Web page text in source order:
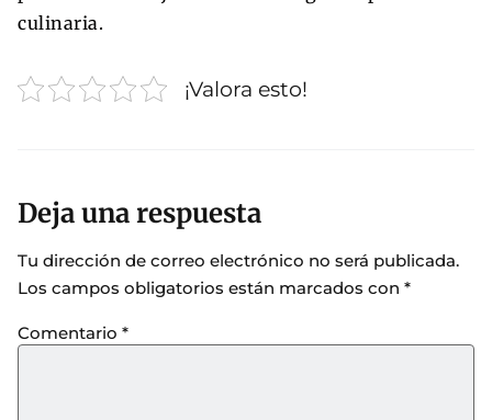
culinaria.
¡Valora esto!
Deja una respuesta
Tu dirección de correo electrónico no será publicada.
Los campos obligatorios están marcados con *
Comentario *